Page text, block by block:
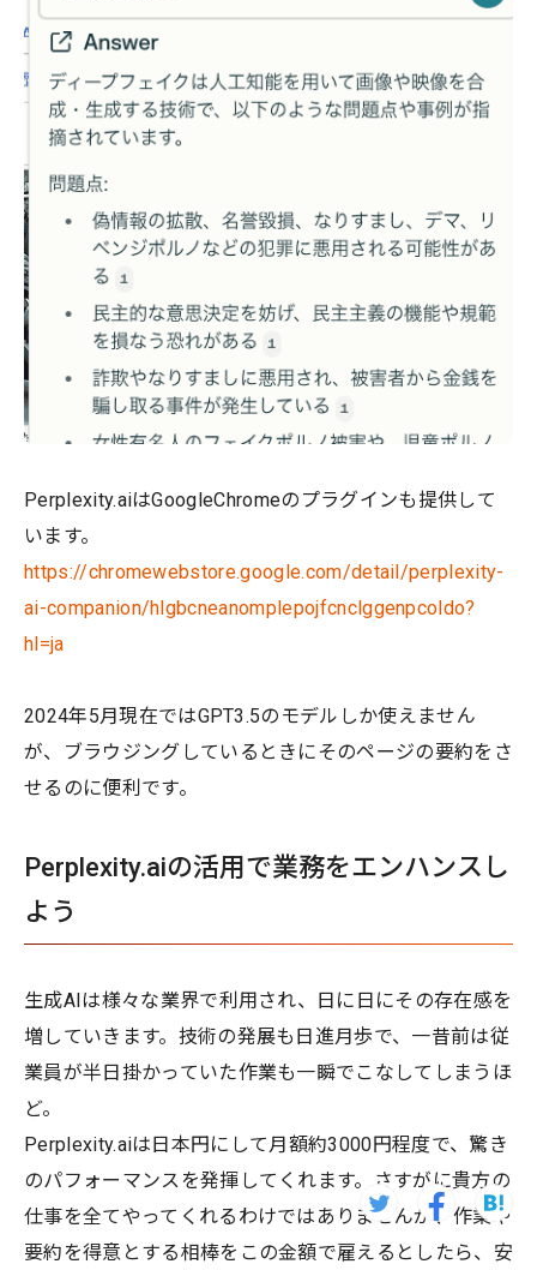
Perplexity.aiはGoogleChromeのプラグインも提供して
います。
https://chromewebstore.google.com/detail/perplexity-
ai-companion/hlgbcneanomplepojfcnclggenpcoldo?
hl=ja
2024年5月現在ではGPT3.5のモデルしか使えません
が、ブラウジングしているときにそのページの要約をさ
せるのに便利です。
Perplexity.aiの活用で業務をエンハンスし
よう
生成AIは様々な業界で利用され、日に日にその存在感を
増していきます。技術の発展も日進月歩で、一昔前は従
業員が半日掛かっていた作業も一瞬でこなしてしまうほ
ど。
Perplexity.aiは日本円にして月額約3000円程度で、驚き
のパフォーマンスを発揮してくれます。さすがに貴方の
仕事を全てやってくれるわけではありませんが、作業や
要約を得意とする相棒をこの金額で雇えるとしたら、安